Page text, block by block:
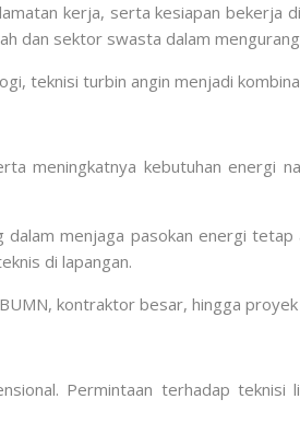
kerja, serta kesiapan
dan sektor swasta dalam
teknisi turbin angin menjadi
meningkatnya kebutuhan energi
menjaga pasokan energi
di lapangan.
kontraktor besar, hingga
Permintaan terhadap